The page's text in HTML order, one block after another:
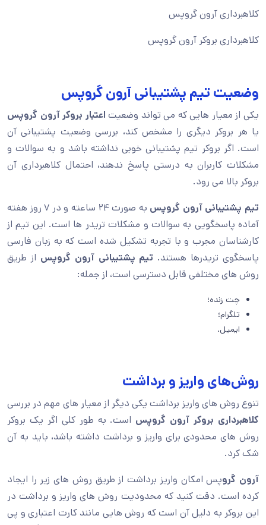
کلاهبرداری آرون گروپس
کلاهبرداری بروکر آرون گروپس
وضعیت تیم پشتیبانی آرون گروپس
یکی از معیار هایی که می تواند وضعیت اعتبار بروکر آرون گروپس
یا هر بروکر دیگری را مشخص کند، بررسی وضعیت پشتیبانی آن
است. اگر بروکر تیم پشتیبانی خوبی نداشته باشد و به سوالات و
مشکلات کاربران به درستی پاسخ ندهند، احتمال کلاهبرداری آن
بروکر بالا می رود.
تیم پشتیبانی آرون گروپس
به ‌صورت ۲۴ ساعته و در ۷ روز هفته
آماده پاسخگویی به سوالات و مشکلات تریدر ها است. این تیم از
کارشناسان مجرب و با تجربه تشکیل شده است که به زبان فارسی
پاسخگوی تریدرها هستند. تیم پشتیبانی آرون گروپس از طریق
روش‌ های مختلفی قابل دسترسی است، از جمله:
چت زنده؛
تلگرام؛
ایمیل.
روش‌های واریز و برداشت
تنوع روش های واریز برداشت یکی دیگر از معیار های مهم در بررسی
کلاهبرداری بروکر آرون گروپس است. به طور کلی اگر یک بروکر
روش های محدودی برای واریز و برداشت داشته باشد، باید به آن
شک کرد.
آرون گروپس امکان واریز برداشت از طریق روش های زیر را ایجاد
کرده است. دقت کنید که محدودیت روش های واریز و برداشت در
این بروکر به دلیل آن است که روش هایی مانند کارت اعتباری و پی